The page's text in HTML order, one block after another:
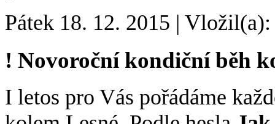
Pátek 18. 12. 2015 |
! Novoroční kondiční běh
I letos pro Vás pořádáme